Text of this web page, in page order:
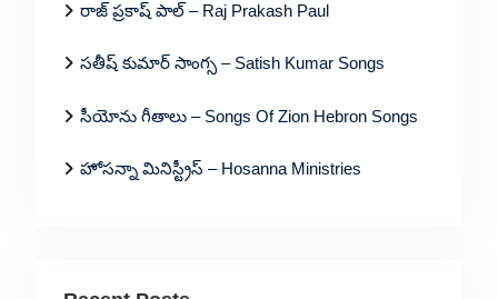
రాజ్ ప్రకాష్ పాల్ – Raj Prakash Paul
సతీష్ కుమార్ సాంగ్స – Satish Kumar Songs
సీయోను గీతాలు – Songs Of Zion Hebron Songs
హోసన్నా మినిస్ట్రీస్ – Hosanna Ministries